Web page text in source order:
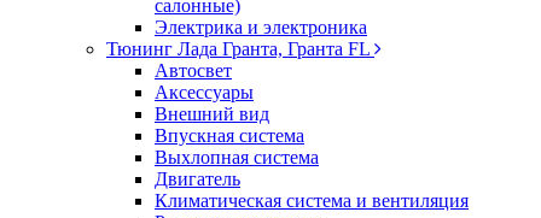
салонные)
Электрика и электроника
Тюнинг Лада Гранта, Гранта FL
Автосвет
Аксессуары
Внешний вид
Впускная система
Выхлопная система
Двигатель
Климатическая система и вентиляция